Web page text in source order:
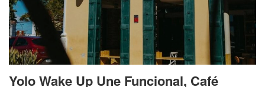
Yolo Wake Up Une Funcional, Café